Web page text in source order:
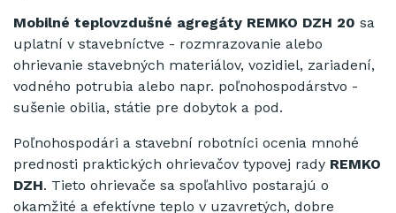
Mobilné teplovzdušné agregáty REMKO DZH 20 sa
uplatní v stavebníctve - rozmrazovanie alebo
ohrievanie stavebných materiálov, vozidiel, zariadení,
vodného potrubia alebo napr. poľnohospodárstvo -
sušenie obilia, státie pre dobytok a pod.
Poľnohospodári a stavební robotníci ocenia mnohé
prednosti praktických ohrievačov typovej rady REMKO
DZH. Tieto ohrievače sa spoľahlivo postarajú o
okamžité a efektívne teplo v uzavretých, dobre